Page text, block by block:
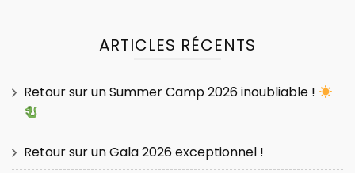
ARTICLES RÉCENTS
Retour sur un Summer Camp 2026 inoubliable !
Retour sur un Gala 2026 exceptionnel !